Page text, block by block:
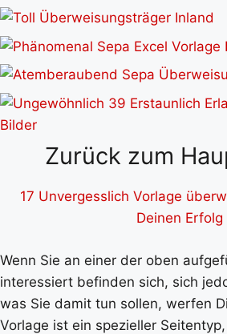
Zurück zum
17 Unvergesslich Vorlage
Deinen Erfolg
Wenn Sie an einer der oben
interessiert befinden sich, sich
was Sie damit tun sollen, werfen
Vorlage ist ein spezieller